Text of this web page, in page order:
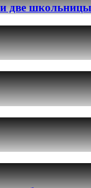
две школьницы